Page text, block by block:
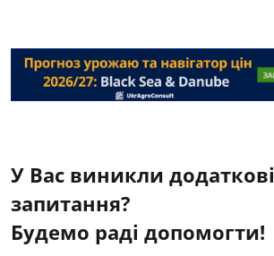
У Вас виникли додаткові
запитання?
Будемо раді допомогти!